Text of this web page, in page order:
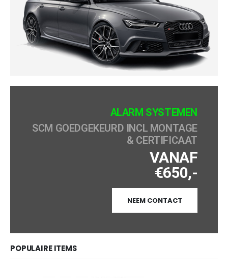
ALARM SYSTEMEN
SCM GOEDGEKEURD INCL MONTAGE
& CERTIFICAAT
VANAF
€650,-
NEEM CONTACT
POPULAIRE ITEMS